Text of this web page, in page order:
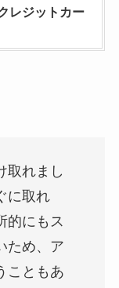
レジットカー
取れまし
に取れ
的にもス
ため、ア
こともあ